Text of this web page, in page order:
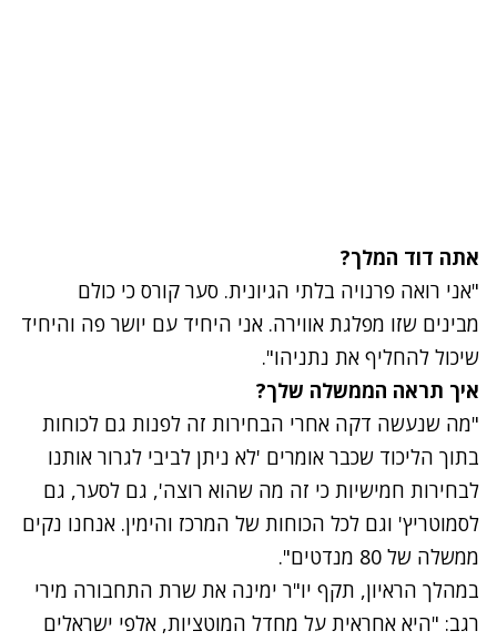
אתה דוד המלך?
"אני רואה פרנויה בלתי הגיונית. סער קורס כי כולם
מבינים שזו מפלגת אווירה. אני היחיד עם יושר פה והיחיד
שיכול להחליף את נתניהו".
איך תראה הממשלה שלך?
"מה שנעשה דקה אחרי הבחירות זה לפנות גם לכוחות
בתוך הליכוד שכבר אומרים 'לא ניתן לביבי לגרור אותנו
לבחירות חמישיות כי זה מה שהוא רוצה', גם לסער, גם
לסמוטריץ' וגם לכל הכוחות של המרכז והימין. אנחנו נקים
ממשלה של 80 מנדטים".
במהלך הראיון, תקף יו"ר ימינה את שרת התחבורה מירי
רגב: "היא אחראית על מחדל המוטציות, אלפי ישראלים